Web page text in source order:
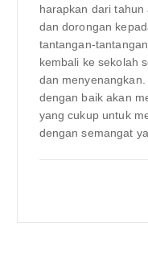
harapkan dari
dan dorongan
tantangan-
kembali ke sekolah
dan
dengan baik akan
yang cukup untuk
dengan semangat